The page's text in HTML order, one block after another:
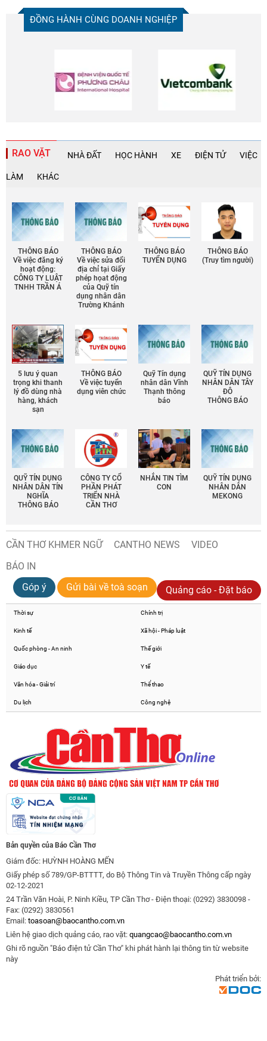
Thu mua đồ gỗ cũ
ao dong phuc doanh nghiepđẹp
ĐỒNG HÀNH CÙNG DOANH NGHIỆP
RAO VẶT NHÀ ĐẤT HỌC HÀNH XE ĐIỆN TỬ VIỆC
LÀM KHÁC
THÔNG BÁO
Về việc đăng ký
hoạt động:
CÔNG TY LUẬT
TNHH TRẦN Á
THÔNG BÁO
Về việc sửa đổi
địa chỉ tại Giấy
phép họat động
của Quỹ tín
dụng nhân dân
Trường Khánh
THÔNG BÁO
TUYỂN DỤNG
THÔNG BÁO
(Truy tìm người)
5 lưu ý quan
trọng khi thanh
lý đồ dùng nhà
hàng, khách
sạn
THÔNG BÁO
Về việc tuyển
dụng viên chức
Quỹ Tín dụng
nhân dân Vĩnh
Thạnh thông
báo
QUỸ TÍN DỤNG
NHÂN DÂN TÂY
ĐÔ
THÔNG BÁO
QUỸ TÍN DỤNG
NHÂN DÂN TÍN
NGHĨA
THÔNG BÁO
CÔNG TY CỔ
PHẦN PHÁT
TRIỂN NHÀ
CẦN THƠ
NHẮN TIN TÌM
CON
QUỸ TÍN DỤNG
NHÂN DÂN
MEKONG
CẦN THƠ KHMER NGỮ CANTHO NEWS
VIDEO
BÁO IN
Góp ý
Gửi bài về toà soạn Quảng cáo - Đặt báo
Thời sự Chính trị
Kinh tế Xã hội - Pháp luật
Quốc phòng - An ninh Thế giới
Giáo dục Y tế
Văn hóa - Giải trí Thể thao
Du lịch Công nghệ
Bản quyền của Báo Cần Thơ
Giám đốc: HUỲNH HOÀNG MẾN
Giấy phép số 789/GP-BTTTT, do Bộ Thông Tin và Truyền Thông cấp ngày
02-12-2021
24 Trần Văn Hoài, P. Ninh Kiều, TP Cần Thơ - Điện thoại: (0292) 3830098 -
Fax: (0292) 3830561
Email: toasoan@baocantho.com.vn
Liên hệ giao dịch quảng cáo, rao vặt: quangcao@baocantho.com.vn
Ghi rõ nguồn "Báo điện tử Cần Thơ" khi phát hành lại thông tin từ website
này
Phát triển bởi: